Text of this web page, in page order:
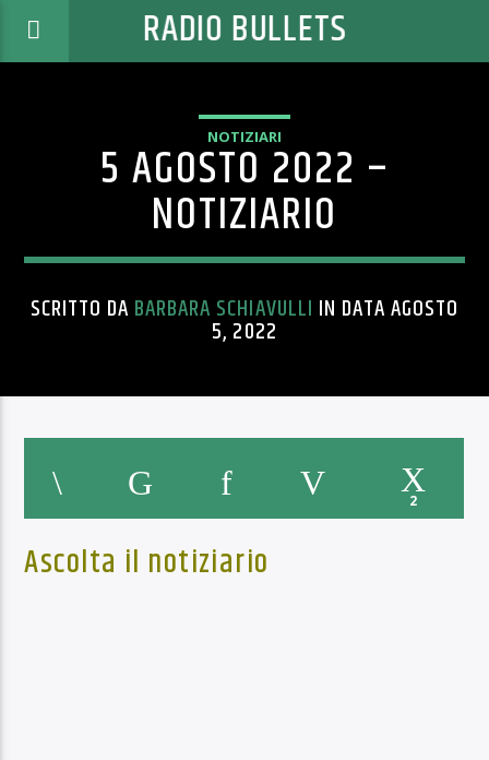
RADIO BULLETS
NOTIZIARI
5 AGOSTO 2022 –
NOTIZIARIO
SCRITTO DA BARBARA SCHIAVULLI IN DATA AGOSTO
5, 2022
2
Ascolta il notiziario